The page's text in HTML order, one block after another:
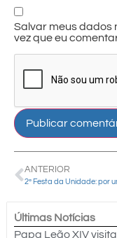
Salvar meus dados
vez que eu
ANTERIOR
Últimas Notícias
Papa Leão XIV